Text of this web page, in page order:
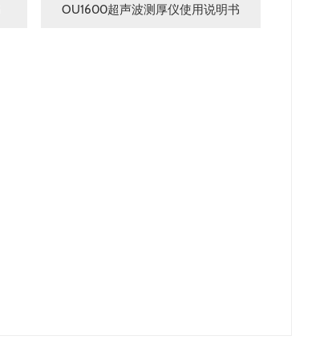
OU1600超声波测厚仪使用说明书